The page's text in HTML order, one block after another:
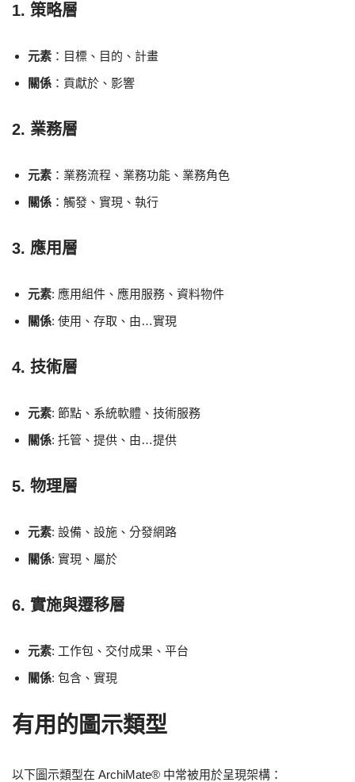
1. 策略層
元素 ：目標、目的、計畫
關係 ：貢獻於、影響
2. 業務層
元素 ：業務流程、業務功能、業務角色
關係 ：觸發、實現、執行
3. 應用層
元素: 應用組件、應用服務、資料物件
關係: 使用、存取、由…實現
4. 技術層
元素: 節點、系統軟體、技術服務
關係: 托管、提供、由…提供
5. 物理層
元素: 設備、設施、分發網路
關係: 實現、屬於
6. 實施與遷移層
元素: 工作包、交付成果、平台
關係: 包含、實現
有用的圖示類型
以下圖示類型在 ArchiMate® 中常被用於呈現架構：